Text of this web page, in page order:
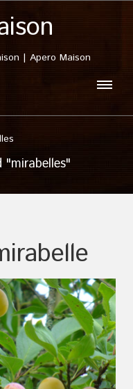
| Apero Maison
"mirabelles"